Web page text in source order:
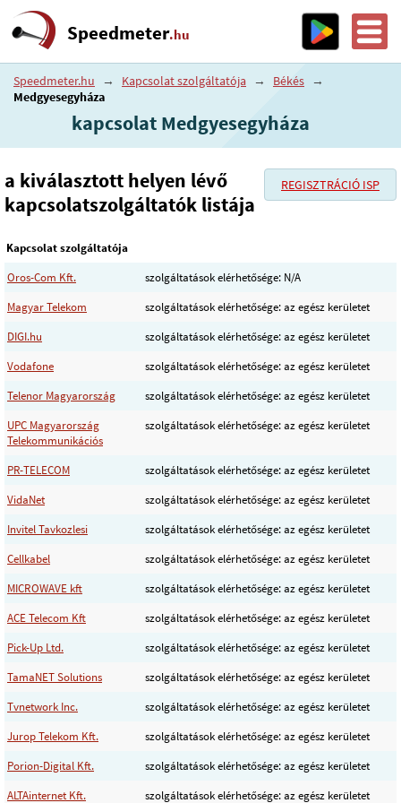
Speedmeter.hu
Speedmeter.hu → Kapcsolat szolgáltatója → Békés →
Medgyesegyháza
kapcsolat Medgyesegyháza
REGISZTRÁCIÓ ISP
a kiválasztott helyen lévő
kapcsolatszolgáltatók listája
Kapcsolat szolgáltatója
Oros-Com Kft.
szolgáltatások elérhetősége: N/A
Magyar Telekom
szolgáltatások elérhetősége: az egész kerületet
DIGI.hu
szolgáltatások elérhetősége: az egész kerületet
Vodafone
szolgáltatások elérhetősége: az egész kerületet
Telenor Magyarország
szolgáltatások elérhetősége: az egész kerületet
UPC Magyarország
Telekommunikációs
szolgáltatások elérhetősége: az egész kerületet
PR-TELECOM
szolgáltatások elérhetősége: az egész kerületet
VidaNet
szolgáltatások elérhetősége: az egész kerületet
Invitel Tavkozlesi
szolgáltatások elérhetősége: az egész kerületet
Cellkabel
szolgáltatások elérhetősége: az egész kerületet
MICROWAVE kft
szolgáltatások elérhetősége: az egész kerületet
ACE Telecom Kft
szolgáltatások elérhetősége: az egész kerületet
Pick-Up Ltd.
szolgáltatások elérhetősége: az egész kerületet
TamaNET Solutions
szolgáltatások elérhetősége: az egész kerületet
Tvnetwork Inc.
szolgáltatások elérhetősége: az egész kerületet
Jurop Telekom Kft.
szolgáltatások elérhetősége: az egész kerületet
Porion-Digital Kft.
szolgáltatások elérhetősége: az egész kerületet
ALTAinternet Kft.
szolgáltatások elérhetősége: az egész kerületet